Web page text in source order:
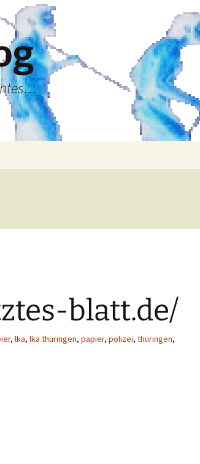
blatt.de/
, lka, lka thüringen, papier, polizei, thüringen,